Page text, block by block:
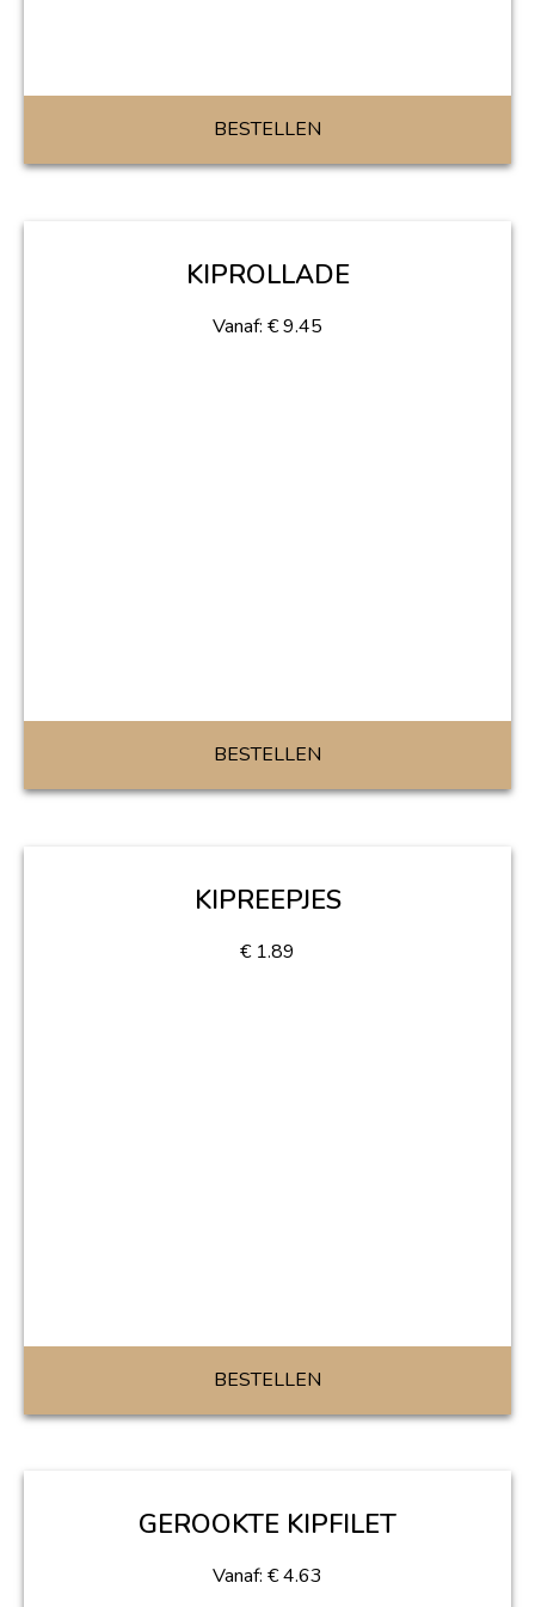
BESTELLEN
KIPROLLADE
Vanaf: €9.45
BESTELLEN
KIPREEPJES
€ 1.89
BESTELLEN
GEROOKTE KIPFILET
Vanaf: €4.63